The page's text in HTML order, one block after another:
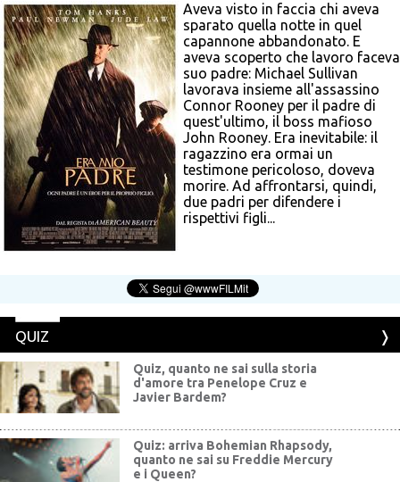
Aveva visto in faccia chi aveva
sparato quella notte in quel
capannone abbandonato. E
aveva scoperto che lavoro faceva
suo padre: Michael Sullivan
lavorava insieme all'assassino
Connor Rooney per il padre di
quest'ultimo, il boss mafioso
John Rooney. Era inevitabile: il
ragazzino era ormai un
testimone pericoloso, doveva
morire. Ad affrontarsi, quindi,
due padri per difendere i
rispettivi figli...
QUIZ
Quiz, quanto ne sai sulla storia
d'amore tra Penelope Cruz e
Javier Bardem?
Quiz: arriva Bohemian Rhapsody,
quanto ne sai su Freddie Mercury
e i Queen?